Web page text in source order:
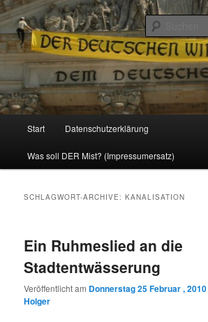
Reizzentrum
Politik, Wirtschaft, Soziales und Gesellschaft
Zum
Inhalt
Zum
sekundären
Start Datenschutzerklärung
Was soll DER Mist? (Impressumersatz)
SCHLAGWORT-ARCHIVE:KANALISATION
Ein Ruhmeslied an die
Stadtentwässerung
Veröffentlicht am Donnerstag 25 Februar , 2010
Holger